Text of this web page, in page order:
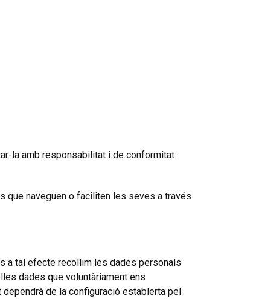
la amb responsabilitat i de conformitat
que naveguen o faciliten les seves a través
a tal efecte recollim les dades personals
dades que voluntàriament ens
de la configuració establerta pel